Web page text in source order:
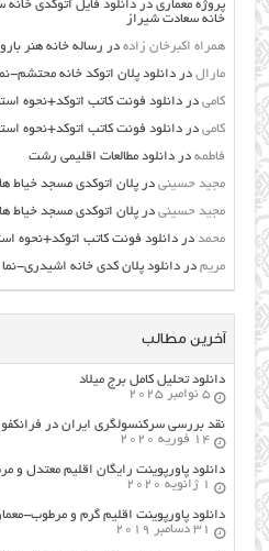
پروژه معماری دردانلود فایل اتوکدی
خانه سعادت شیراز
همراه اکبرخان زاده در رساله خانه هنر
مارال دردانلود پلان اتوکد خانه
کامی دردانلود فونت کاتب اتوکد+نحوه
کامی دردانلود فونت کاتب اتوکد+نحوه
فاطمه دردانلود مطالعات اقليمي رشت
مجید حسینی درپلان اتوکدی مسجد خیاط
مجید حسینی درپلان اتوکدی مسجد خیاط
محمد دردانلود فونت کاتب اتوکد+نحوه
مریم دردانلود پلان کدی خانه اشیدری-
آخرین مطالب
دانلود تحلیل کامل برج میلاد
5 نوامبر 2025
نقد بررسی سرکنسولگری ایران در
14 فوریه 2020
دانلود پاورپوینت رایگان اقلیم معتدل
1 ژانویه 2020
دانلود پاورپوینت اقلیم گرم و مرطوب-
31 دسامبر 2019